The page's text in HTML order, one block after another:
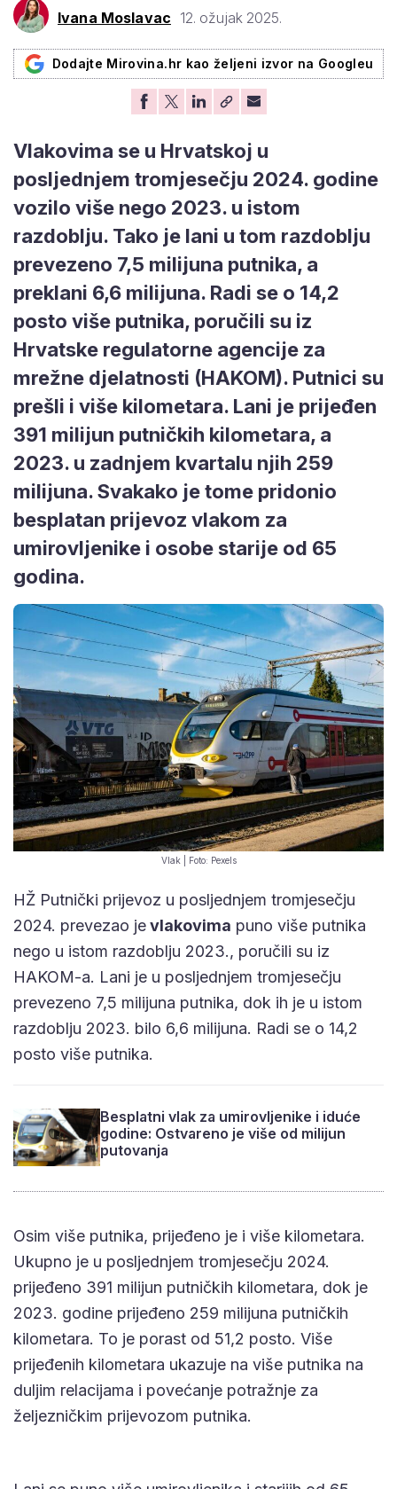
Ivana Moslavac 12. ožujak 2025.
Dodajte Mirovina.hr kao željeni izvor na Googleu
Vlakovima se u Hrvatskoj u
posljednjem tromjesečju 2024. godine
vozilo više nego 2023. u istom
razdoblju. Tako je lani u tom razdoblju
prevezeno 7,5 milijuna putnika, a
preklani 6,6 milijuna. Radi se o 14,2
posto više putnika, poručili su iz
Hrvatske regulatorne agencije za
mrežne djelatnosti (HAKOM). Putnici su
prešli i više kilometara. Lani je prijeđen
391 milijun putničkih kilometara, a
2023. u zadnjem kvartalu njih 259
milijuna. Svakako je tome pridonio
besplatan prijevoz vlakom za
umirovljenike i osobe starije od 65
godina.
Vlak | Foto: Pexels
HŽ Putnički prijevoz u posljednjem tromjesečju
2024. prevezao jevlakovima puno više putnika
nego u istom razdoblju 2023., poručili su iz
HAKOM-a. Lani je u posljednjem tromjesečju
prevezeno 7,5 milijuna putnika, dok ih je u istom
razdoblju 2023. bilo 6,6 milijuna. Radi se o 14,2
posto više putnika.
Besplatni vlak za umirovljenike i iduće
godine: Ostvareno je više od milijun
putovanja
Osim više putnika, prijeđeno je i više kilometara.
Ukupno je u posljednjem tromjesečju 2024.
prijeđeno 391 milijun putničkih kilometara, dok je
2023. godine prijeđeno 259 milijuna putničkih
kilometara. To je porast od 51,2 posto. Više
prijeđenih kilometara ukazuje na više putnika na
duljim relacijama i povećanje potražnje za
željezničkim prijevozom putnika.